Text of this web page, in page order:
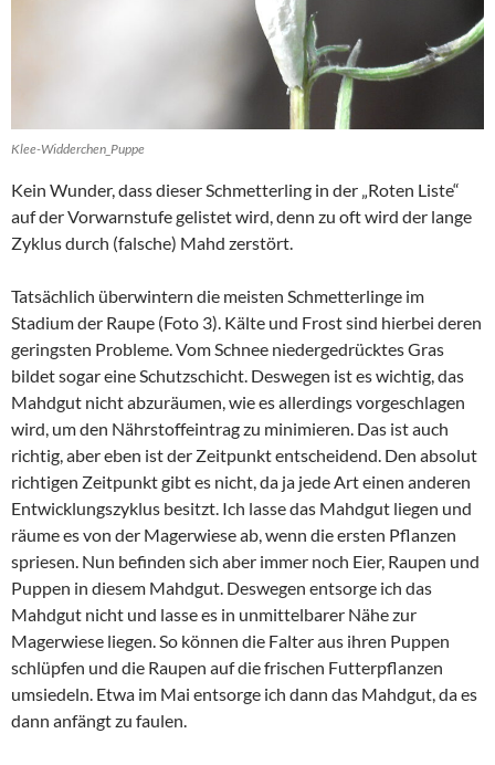
Klee-Widderchen_Puppe
Kein Wunder, dass dieser Schmetterling in der „Roten Liste“
auf der Vorwarnstufe gelistet wird, denn zu oft wird der lange
Zyklus durch (falsche) Mahd zerstört.
Tatsächlich überwintern die meisten Schmetterlinge im
Stadium der Raupe (Foto 3). Kälte und Frost sind hierbei deren
geringsten Probleme. Vom Schnee niedergedrücktes Gras
bildet sogar eine Schutzschicht. Deswegen ist es wichtig, das
Mahdgut nicht abzuräumen, wie es allerdings vorgeschlagen
wird, um den Nährstoffeintrag zu minimieren. Das ist auch
richtig, aber eben ist der Zeitpunkt entscheidend. Den absolut
richtigen Zeitpunkt gibt es nicht, da ja jede Art einen anderen
Entwicklungszyklus besitzt. Ich lasse das Mahdgut liegen und
räume es von der Magerwiese ab, wenn die ersten Pflanzen
spriesen. Nun befinden sich aber immer noch Eier, Raupen und
Puppen in diesem Mahdgut. Deswegen entsorge ich das
Mahdgut nicht und lasse es in unmittelbarer Nähe zur
Magerwiese liegen. So können die Falter aus ihren Puppen
schlüpfen und die Raupen auf die frischen Futterpflanzen
umsiedeln. Etwa im Mai entsorge ich dann das Mahdgut, da es
dann anfängt zu faulen.